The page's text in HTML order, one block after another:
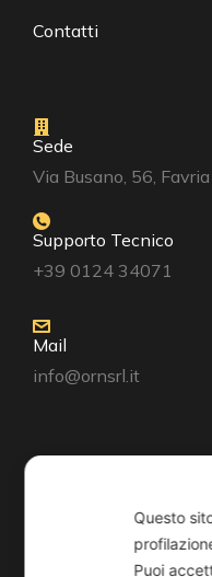
Contatti
Sede
Via Busano, 56,
Supporto Tecnico
+39 0124 34071
Mail
info@ornsrl.it
Questo
Puoi